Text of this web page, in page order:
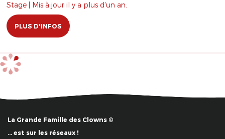
Stage | Mis à jour il y a plus d'un an.
PLUS D'INFOS
La Grande Famille des Clowns ©
… est sur les réseaux !